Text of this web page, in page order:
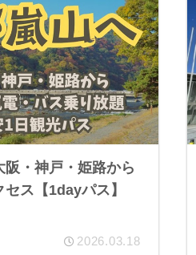
阪・神戸・姫路から
ス【1dayパス】
2026.03.18